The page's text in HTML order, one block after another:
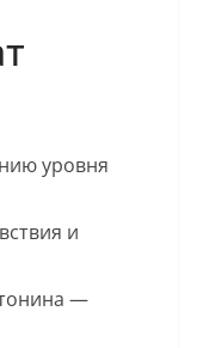
уровня
и
—